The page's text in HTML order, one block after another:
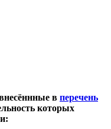
в перечень
которых